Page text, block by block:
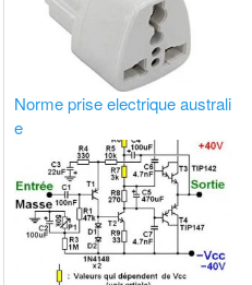
Norme prise electrique australi
e